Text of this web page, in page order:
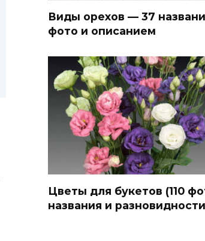
Виды орехов — 37
фото и описанием
Цветы для букетов (110
названия и разновидности